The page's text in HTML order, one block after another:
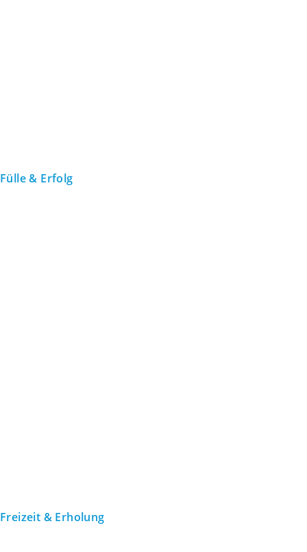
Fülle & Erfolg
Freizeit & Erholung